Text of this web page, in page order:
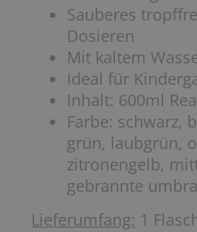
Sauberes
Dosieren
Mit kaltem
Ideal für
Inhalt: 600ml
Farbe: schwarz,
grün, laubgrün,
zitronengelb,
gebrannte
Lieferumfang: 1